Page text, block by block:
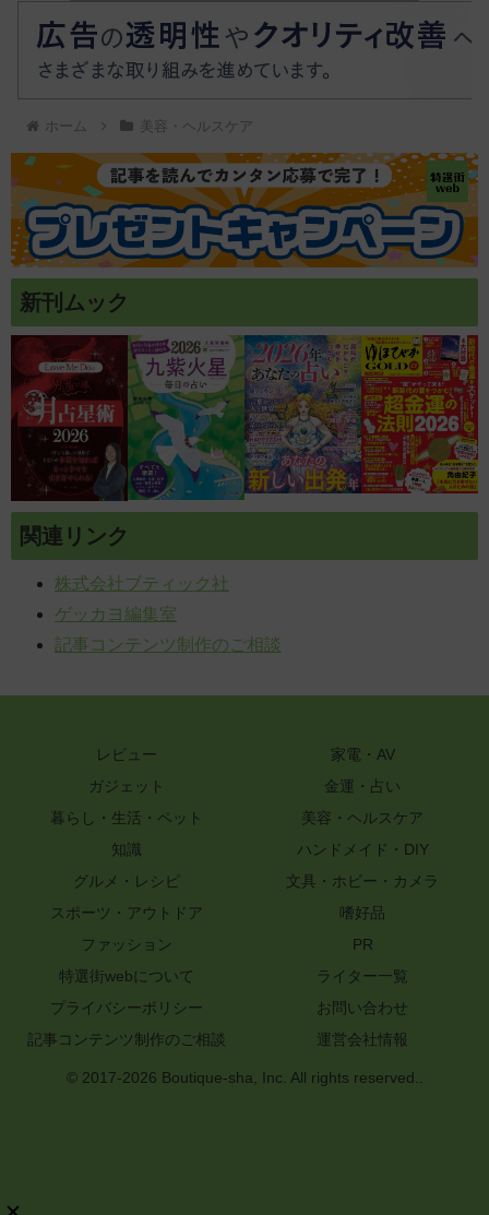
ホーム 美容・ヘルスケア
新刊ムック
関連リンク
株式会社ブティック社
ゲッカヨ編集室
記事コンテンツ制作のご相談
レビュー
家電・AV
ガジェット
金運・占い
暮らし・生活・ペット
美容・ヘルスケア
知識
ハンドメイド・DIY
グルメ・レシピ
文具・ホビー・カメラ
スポーツ・アウトドア
嗜好品
ファッション
PR
特選街webについて
ライター一覧
プライバシーポリシー
お問い合わせ
記事コンテンツ制作のご相談
運営会社情報
© 2017-2026 Boutique-sha, Inc. All rights reserved..